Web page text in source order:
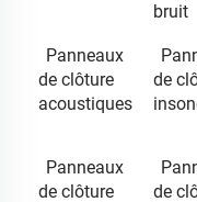
bruit
Panneaux
de clôture
acoustiques
de
Panneaux
de clôture
de